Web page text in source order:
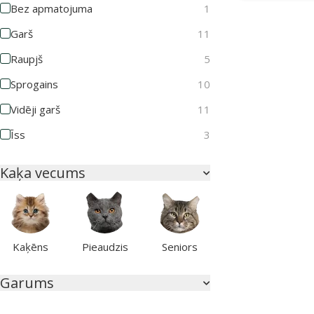
Bez apmatojuma
1
Garš
11
Raupjš
5
Sprogains
10
Vidēji garš
11
Īss
3
Kaķa vecums
Kaķēns Pieaudzis Seniors
Garums